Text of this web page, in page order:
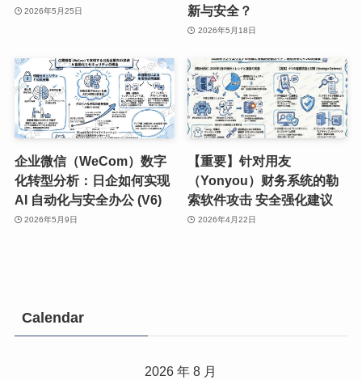
2026年5月25日
新与安全？
2026年5月18日
企业微信（WeCom）数字
化转型分析：日企如何实现
AI 自动化与安全办公 (V6)
2026年5月9日
【重要】针对用友
（Yonyou）财务系统的勒
索软件攻击 安全强化建议
2026年4月22日
Calendar
2026 年 8 月